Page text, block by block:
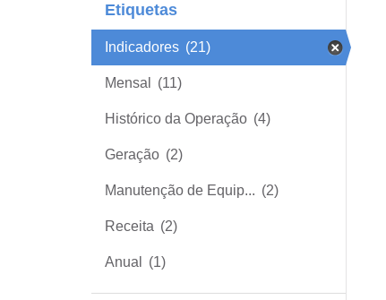
Etiquetas
Indicadores (21)
Mensal (11)
Histórico da Operação (4)
Geração (2)
Manutenção de Equip... (2)
Receita (2)
Anual (1)